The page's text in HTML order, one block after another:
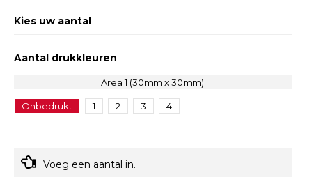
Kies uw aantal
Aantal drukkleuren
Area 1 (30mm x 30mm)
Onbedrukt 1 2 3 4
Voeg een aantal in.